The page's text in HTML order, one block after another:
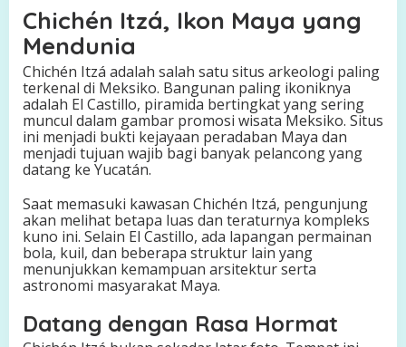
Chichén Itzá, Ikon Maya yang
Mendunia
Chichén Itzá adalah salah satu situs arkeologi paling
terkenal di Meksiko. Bangunan paling ikoniknya
adalah El Castillo, piramida bertingkat yang sering
muncul dalam gambar promosi wisata Meksiko. Situs
ini menjadi bukti kejayaan peradaban Maya dan
menjadi tujuan wajib bagi banyak pelancong yang
datang ke Yucatán.
Saat memasuki kawasan Chichén Itzá, pengunjung
akan melihat betapa luas dan teraturnya kompleks
kuno ini. Selain El Castillo, ada lapangan permainan
bola, kuil, dan beberapa struktur lain yang
menunjukkan kemampuan arsitektur serta
astronomi masyarakat Maya.
Datang dengan Rasa Hormat